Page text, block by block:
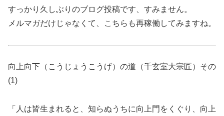
すっかり久しぶりのブログ投稿です、すみません。
メルマガだけじゃなくて、こちらも再稼働してみますね。
向上向下（こうじょうこうげ）の道（千玄室大宗匠）その
(1)
「人は皆生まれると、知らぬうちに向上門をくぐり、向上